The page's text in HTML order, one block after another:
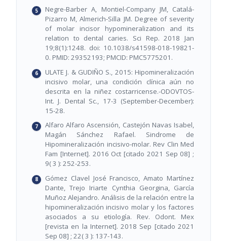
Negre-Barber A, Montiel-Company JM, Catalá-
Pizarro M, Almerich-Silla JM. Degree of severity
of molar incisor hypomineralization and its
relation to dental caries. Sci Rep. 2018 Jan
19;8(1):1248. doi: 10.1038/s41598-018-19821-
0. PMID: 29352193; PMCID: PMC5775201.
ULATE J. & GUDIÑO S., 2015: Hipomineralización
incisivo molar, una condición clínica aún no
descrita en la niñez costarricense.-ODOVTOS-
Int. J. Dental Sc., 17-3 (September-December):
15-28.
Alfaro Alfaro Ascensión, Castejón Navas Isabel,
Magán Sánchez Rafael. Sindrome de
Hipomineralización incisivo-molar. Rev Clin Med
Fam [Internet]. 2016 Oct [citado 2021 Sep 08] ;
9( 3 ): 252-253.
Gómez Clavel José Francisco, Amato Martínez
Dante, Trejo Iriarte Cynthia Georgina, García
Muñoz Alejandro. Análisis de la relación entre la
hipomineralización incisivo molar y los factores
asociados a su etiología. Rev. Odont. Mex
[revista en la Internet]. 2018 Sep [citado 2021
Sep 08] ; 22( 3 ): 137-143.